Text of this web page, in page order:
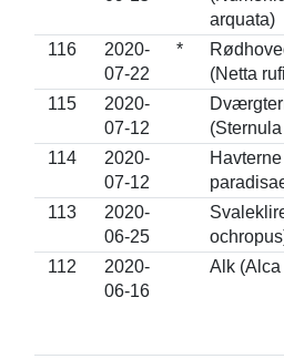
arquata)
116
2020-
07-22
*
(Netta
115
2020-
07-12
114
2020-
07-12
113
2020-
06-25
112
2020-
06-16
Alk (Alca